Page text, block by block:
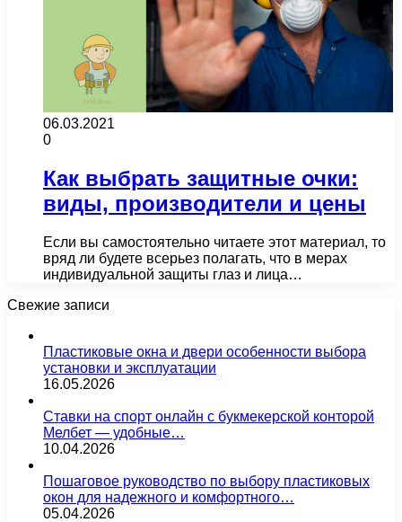
06.03.2021
0
Как выбрать защитные очки:
виды, производители и цены
Если вы самостоятельно читаете этот материал, то
вряд ли будете всерьез полагать, что в мерах
индивидуальной защиты глаз и лица…
Свежие записи
Пластиковые окна и двери особенности выбора
установки и эксплуатации
16.05.2026
Ставки на спорт онлайн с букмекерской конторой
Мелбет — удобные…
10.04.2026
Пошаговое руководство по выбору пластиковых
окон для надежного и комфортного…
05.04.2026